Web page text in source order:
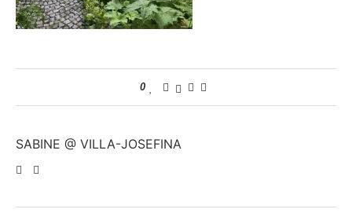
0
SABINE @ VILLA-JOSEFINA